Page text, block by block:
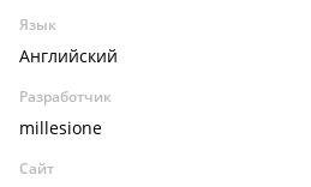
Язык
Английский
Разработчик
millesione
Сайт